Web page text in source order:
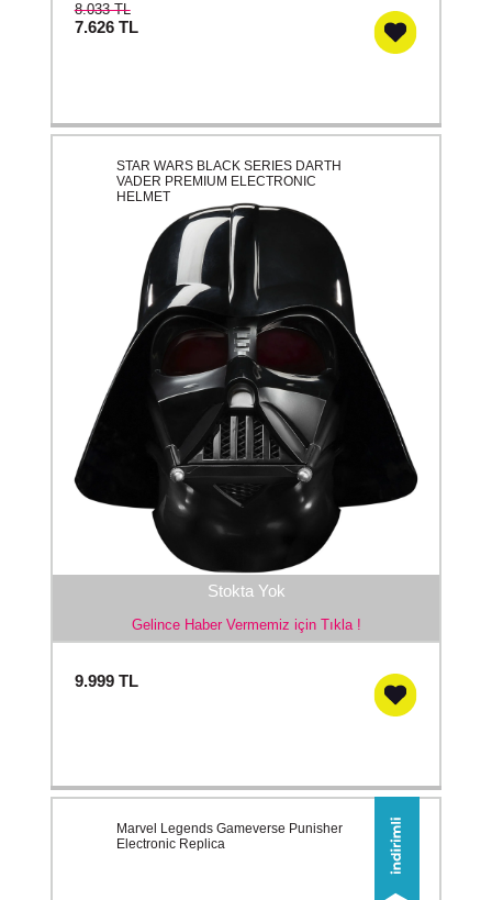
8.033 TL
7.626 TL
Stokta Yok
Gelince Haber Vermemiz için Tıkla !
STAR WARS BLACK SERIES DARTH
VADER PREMIUM ELECTRONIC
HELMET
9.999 TL
Marvel Legends Gameverse Punisher
Electronic Replica